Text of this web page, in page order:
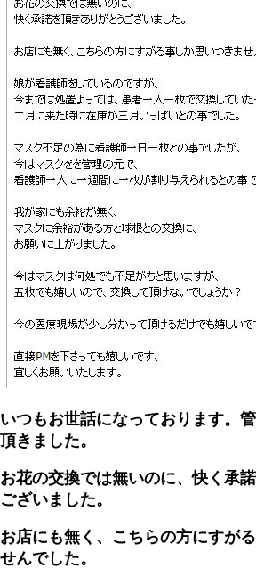
いつもお世話になっております。
頂きました。
お花の交換では無いのに、快く承
ございました。
お店にも無く、こちらの方にすが
せんでした。